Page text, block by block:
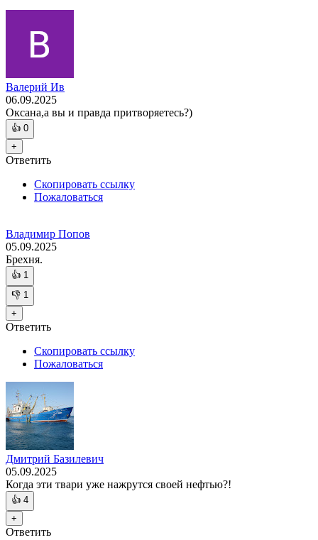
Валерий Ив
06.09.2025
Оксана,а вы и правда притворяетесь?)
👍 0
+
Ответить
Скопировать ссылку
Пожаловаться
Владимир Попов
05.09.2025
Брехня.
👍 1
👎 1
+
Ответить
Скопировать ссылку
Пожаловаться
Дмитрий Базилевич
05.09.2025
Когда эти твари уже нажрутся своей нефтью?!
👍 4
+
Ответить